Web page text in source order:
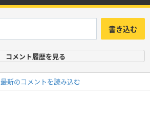
書き込む
コメント履歴を見る
最新のコメントを読み込む